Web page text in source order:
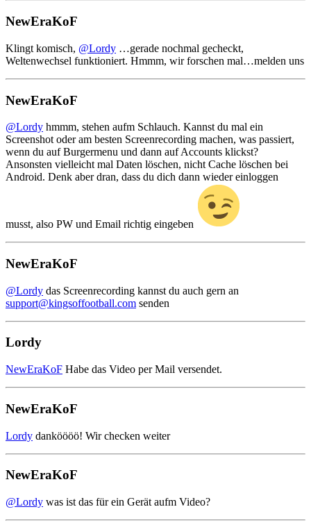
NewEraKoF
Klingt komisch, @Lordy …gerade nochmal gecheckt,
Weltenwechsel funktioniert. Hmmm, wir forschen mal…melden uns
NewEraKoF
@Lordy hmmm, stehen aufm Schlauch. Kannst du mal ein
Screenshot oder am besten Screenrecording machen, was passiert,
wenn du auf Burgermenu und dann auf Accounts klickst?
Ansonsten vielleicht mal Daten löschen, nicht Cache löschen bei
Android. Denk aber dran, dass du dich dann wieder einloggen
musst, also PW und Email richtig eingeben
NewEraKoF
@Lordy das Screenrecording kannst du auch gern an
support@kingsoffootball.com senden
Lordy
NewEraKoF Habe das Video per Mail versendet.
NewEraKoF
Lordy danköööö! Wir checken weiter
NewEraKoF
@Lordy was ist das für ein Gerät aufm Video?